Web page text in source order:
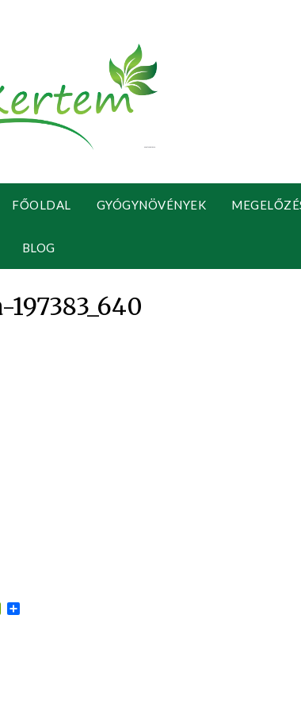
FŐOLDAL GYÓGYNÖVÉNYEK
BLOG
PrintFriendly